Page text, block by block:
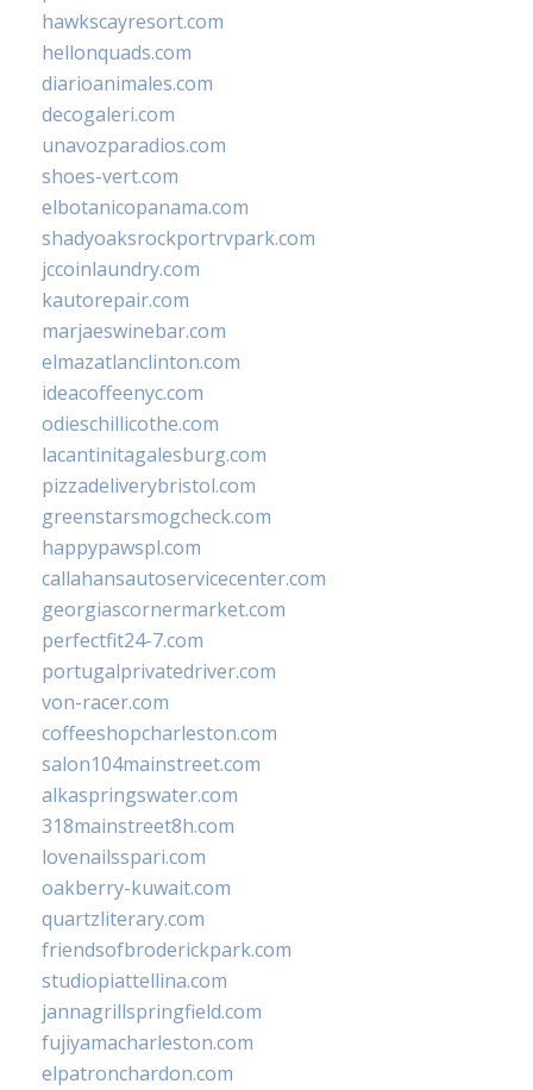
hawkscayresort.com
hellonquads.com
diarioanimales.com
decogaleri.com
unavozparadios.com
shoes-vert.com
elbotanicopanama.com
shadyoaksrockportrvpark.com
jccoinlaundry.com
kautorepair.com
marjaeswinebar.com
elmazatlanclinton.com
ideacoffeenyc.com
odieschillicothe.com
lacantinitagalesburg.com
pizzadeliverybristol.com
greenstarsmogcheck.com
happypawspl.com
callahansautoservicecenter.com
georgiascornermarket.com
perfectfit24-7.com
portugalprivatedriver.com
von-racer.com
coffeeshopcharleston.com
salon104mainstreet.com
alkaspringswater.com
318mainstreet8h.com
lovenailsspari.com
oakberry-kuwait.com
quartzliterary.com
friendsofbroderickpark.com
studiopiattellina.com
jannagrillspringfield.com
fujiyamacharleston.com
elpatronchardon.com